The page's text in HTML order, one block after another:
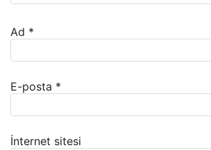
Ad *
E-posta *
İnternet sitesi